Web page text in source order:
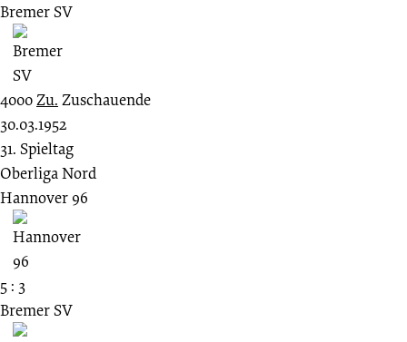
Bremer SV
4000Zu. Zuschauende
30.03.1952
31. Spieltag
Oberliga Nord
Hannover 96
5 : 3
Bremer SV